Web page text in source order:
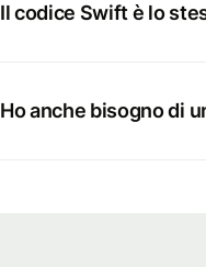
Il codice Swift è lo
Ho anche bisogno di